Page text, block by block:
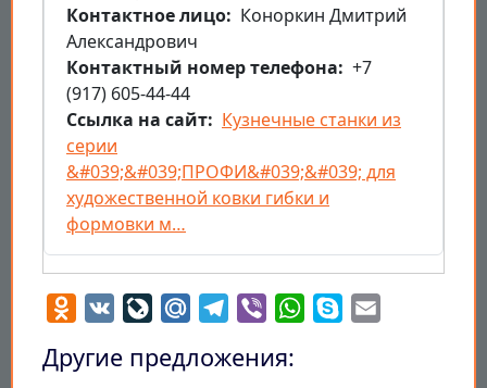
Контактное лицо
Коноркин Дмитрий
Александрович
Контактный номер телефона
+7
(917) 605-44-44
Ссылка на сайт
Кузнечные станки из
серии
&#039;&#039;ПРОФИ&#039;&#039; для
художественной ковки гибки и
формовки м…
Odnoklassniki
VK LiveJournal
Mail.RuTelegram
Viber WhatsApp
Skype
Другие предложения: